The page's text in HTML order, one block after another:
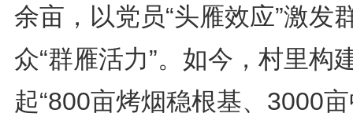
余亩，以党员“头雁效应”激发
众“群雁活力”。如今，村里构
起“800亩烤烟稳根基、3000